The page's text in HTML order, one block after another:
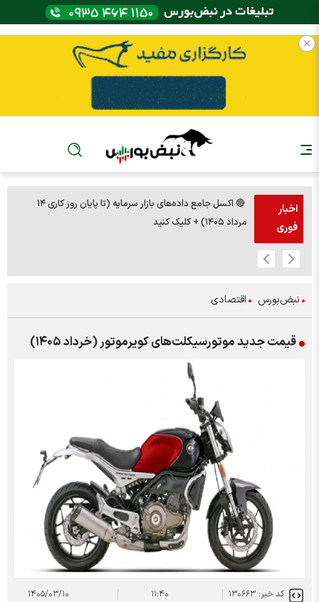
اخبار
فوری
🔴 اکسل جامع داده‌های بازار سرمایه (تا پایان روز کاری ۱۴
مرداد ۱۴۰۵) + کلیک کنید
نبض‌بورس اقتصادی
قیمت جدید موتورسیکلت‌های کویرموتور (خرداد ۱۴۰۵)
کد خبر: ۱۳۰۶۶۳ ۱۱:۴۰ ۱۴۰۵/۰۳/۱۰